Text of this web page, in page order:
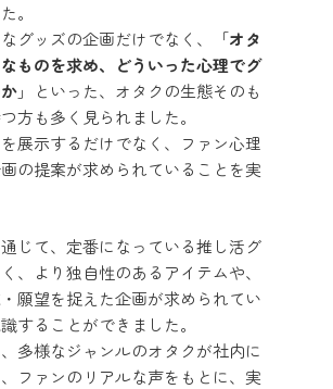
。
グッズの企画だけでなく、「オタ
ものを求め、どういった心理でグ
」といった、オタクの生態そのも
方も多く見られました。
展示するだけでなく、ファン心理
の提案が求められていることを実
じて、定番になっている推し活グ
、より独自性のあるアイテムや、
願望を捉えた企画が求められてい
することができました。
多様なジャンルのオタクが社内に
ファンのリアルな声をもとに、実